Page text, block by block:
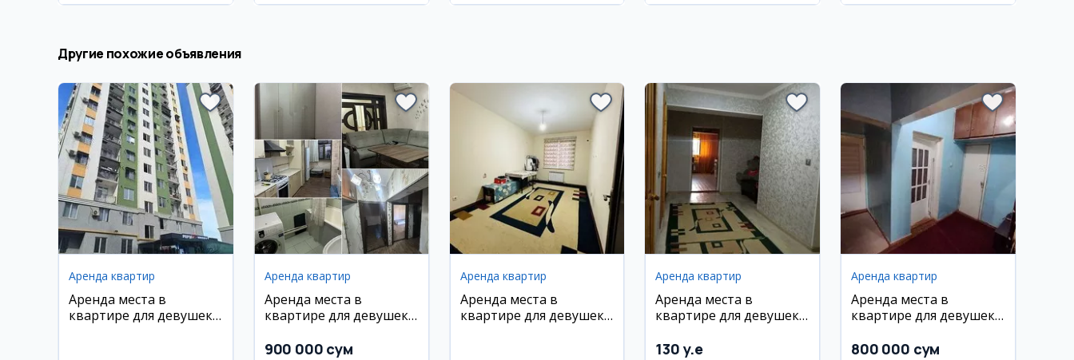
Другие похожие объявления
Аренда квартир
Аренда места в
квартире для девушек
Аренда квартир
Аренда места в
квартире для девушек,
900 000 сум
Аренда квартир
Аренда места в
квартире для девушек
Аренда квартир
Аренда места в
квартире для девушек у
130 y.e
Аренда квартир
Аренда места в
квартире для девушек
800 000 сум